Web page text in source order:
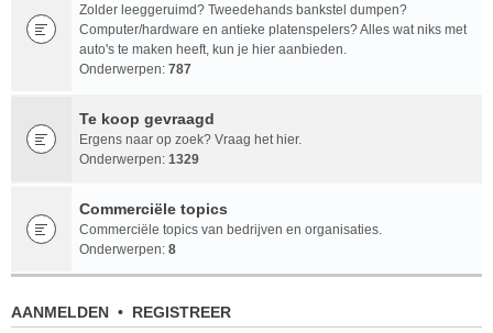
Zolder leeggeruimd? Tweedehands bankstel dumpen?
Computer/hardware en antieke platenspelers? Alles wat niks met
auto's te maken heeft, kun je hier aanbieden.
Onderwerpen: 787
Te koop gevraagd
Ergens naar op zoek? Vraag het hier.
Onderwerpen: 1329
Commerciële topics
Commerciële topics van bedrijven en organisaties.
Onderwerpen: 8
AANMELDEN • REGISTREER